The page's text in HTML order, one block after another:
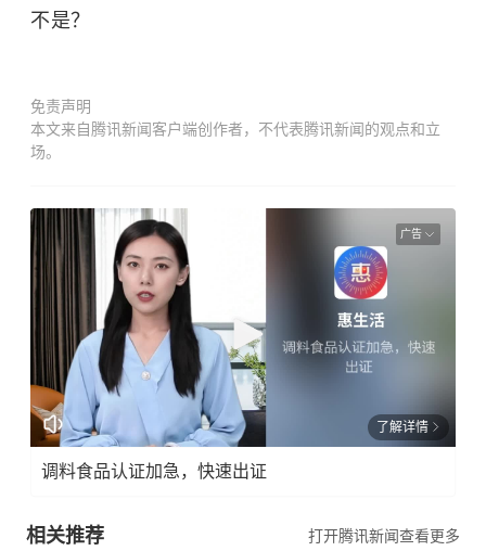
不是？
免责声明
本文来自腾讯新闻客户端创作者，不代表腾讯新闻的观点和立
场。
广告
了解详情
调料食品认证加急，快速出证
相关推荐 打开腾讯新闻查看更多